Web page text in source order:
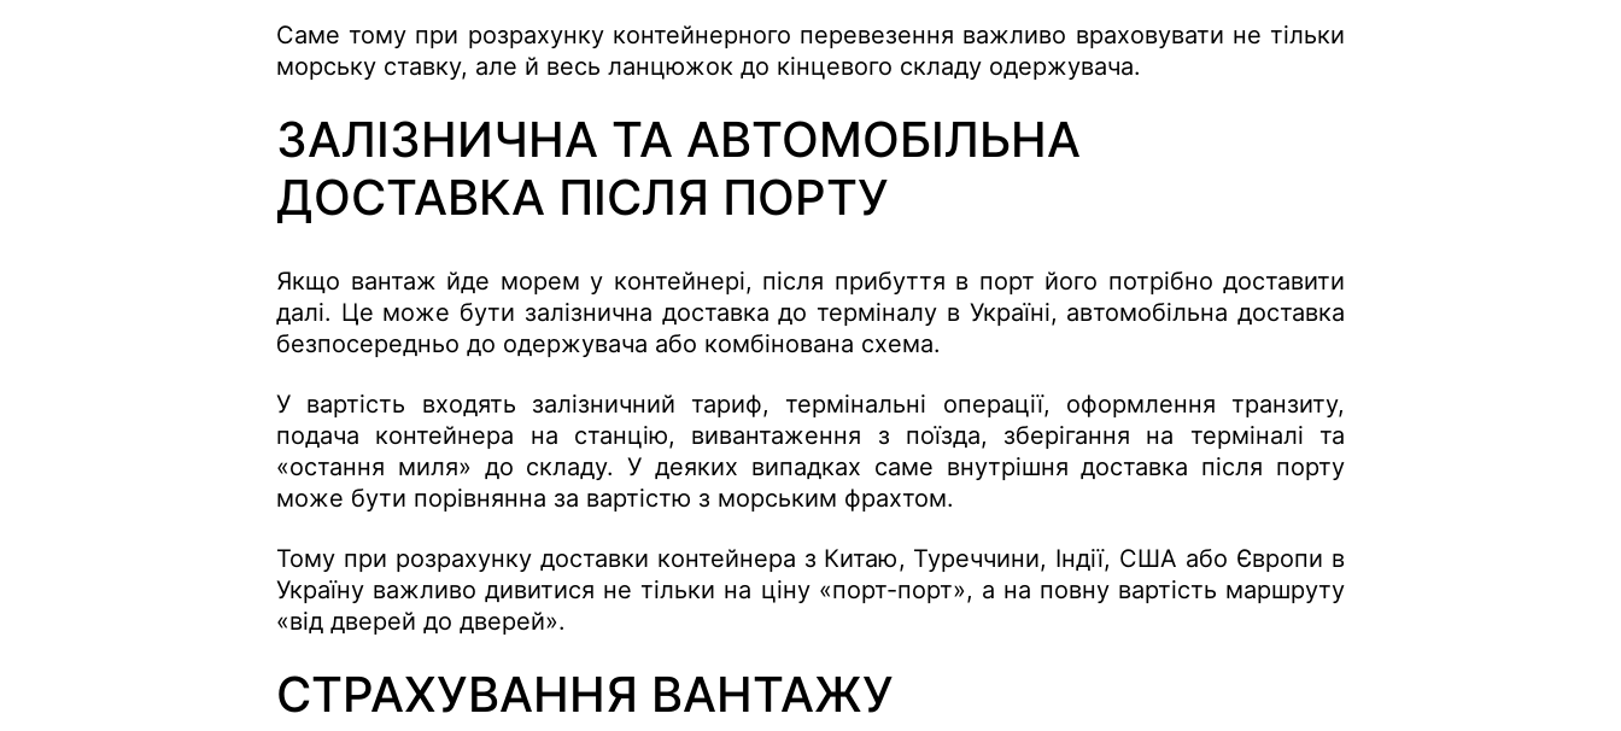
Саме тому при розрахунку контейнерного перевезення важливо враховувати не тільки
морську ставку, але й весь ланцюжок до кінцевого складу одержувача.
ЗАЛІЗНИЧНА ТА АВТОМОБІЛЬНА
ДОСТАВКА ПІСЛЯ ПОРТУ
Якщо вантаж йде морем у контейнері, після прибуття в порт його потрібно доставити
далі. Це може бути залізнична доставка до терміналу в Україні, автомобільна доставка
безпосередньо до одержувача або комбінована схема.
У вартість входять залізничний тариф, термінальні операції, оформлення транзиту,
подача контейнера на станцію, вивантаження з поїзда, зберігання на терміналі та
«остання миля» до складу. У деяких випадках саме внутрішня доставка після порту
може бути порівнянна за вартістю з морським фрахтом.
Тому при розрахунку доставки контейнера з Китаю, Туреччини, Індії, США або Європи в
Україну важливо дивитися не тільки на ціну «порт-порт», а на повну вартість маршруту
«від дверей до дверей».
СТРАХУВАННЯ ВАНТАЖУ